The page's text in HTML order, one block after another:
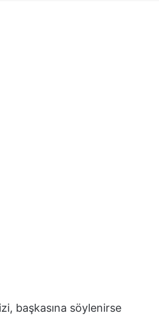
başkasına söylenirse